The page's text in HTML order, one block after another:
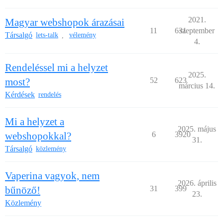
Magyar webshopok árazásai
Társalgó lets-talk vélemény
11 631
2021.
szeptember
4.
Rendeléssel mi a helyzet
most?
Kérdések rendelés
52 623
2025.
március 14.
Mi a helyzet a
webshopokkal?
Társalgó közlemény
6 3920
2025. május
31.
Vaperina vagyok, nem
bűnöző!
Közlemény
31 399
2026. április
23.